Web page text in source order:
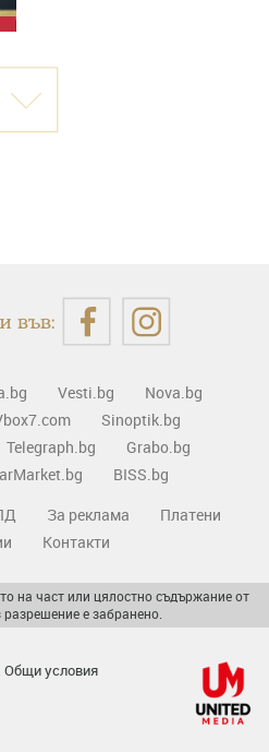
във:
Vesti.bg
Nova.bg
Sinoptik.bg
Telegraph.bg
Grabo.bg
BISS.bg
За реклама
Платени
Контакти
на част или цялостно съдържание от
разрешение е забранено.
Общи условия